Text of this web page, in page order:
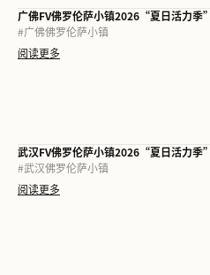
#广佛佛罗伦萨小镇
阅读更多
#武汉佛罗伦萨小镇
阅读更多